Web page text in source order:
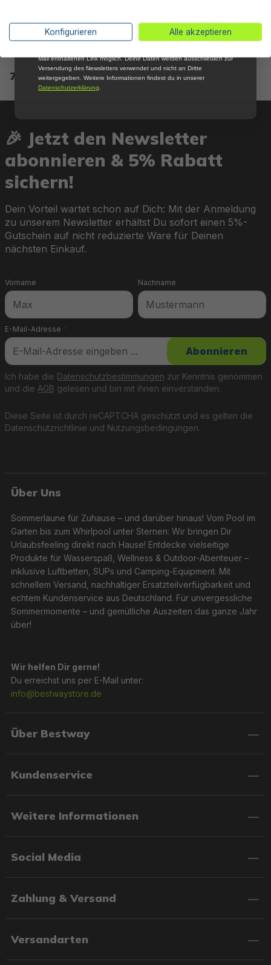
Ablassventilkappe mit
Dichtung für ausgewählte
7,85 €*
Filterbehälter für Flowclear™
Sandfilteranlagen (58495 /
6,85 €*
🎉 Jetzt den Newsletter
abonnieren & 5% Rabatt
sichern!
Dein Vorteil wartet schon auf Dich: Mit der Anmeldung
zu unserem Newsletter erhältst Du sofort einen 5%-
Gutschein auf nicht reduzierte Ware für Deinen
nächsten Einkauf.
E-Mail-Adresse *
Vorname Nachname
Diese Seite ist durch reCAPTCHA geschützt und es gelten die
Datenschutzrichtlinie und Nutzungsbedingungen.
Ich habe die Datenschutzbestimmungen zur Kenntnis genommen
und die AGB gelesen und bin mit ihnen einverstanden.
Abonnieren
Über Uns
Sommerlaune für Zuhause – und darüber hinaus! Vom Pool im
Garten bis zum Whirlpool unter Sternen: Wir bringen Dir
Urlaubsfeeling direkt nach Hause! Entdecke vielseitige
Produkte für Wasserspaß, Wellness & Outdoor-Abenteuer –
inklusive Luftbetten, SUPs und Camping-Equipment. Mit
schnellem Versand, nachhaltiger Ersatzteilverfügbarkeit und
echtem Kundenservice aus Deutschland. Für unvergessliche
Sommermomente – und gemütliche Auszeiten das ganze Jahr
über!
Wir helfen Dir gerne!
Du erreichst uns per E-Mail unter:
info@bestwaystore.de
Über Bestway
Kundenservice
Weitere Informationen
Social Media
Zahlung & Versand
Versandarten
Konfigurieren Alle akzeptieren
*Mit der Anmeldung zum Newsletter stimmst du zu, regelmäßig per E-
Mail über aktuelle Angebote, Aktionen und Produktneuheiten
Mail enthaltenen Link möglich. Deine Daten werden ausschließlich zur
Versendung des Newsletters verwendet und nicht an Dritte
weitergegeben. Weitere Informationen findest du in unserer
Datenschutzerklärung